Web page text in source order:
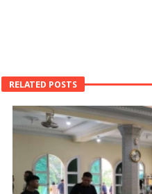
RELATED POSTS